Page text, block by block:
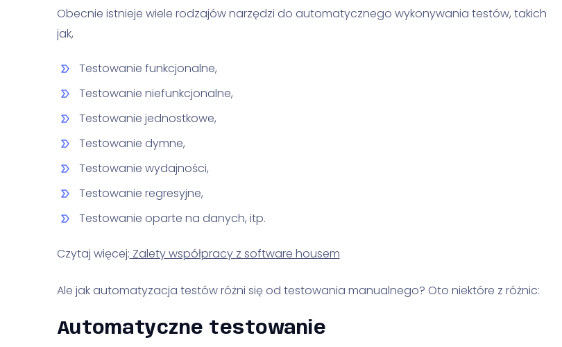
Obecnie istnieje wiele rodzajów narzędzi do automatycznego wykonywania testów, takich
jak,
Testowanie funkcjonalne,
Testowanie niefunkcjonalne,
Testowanie jednostkowe,
Testowanie dymne,
Testowanie wydajności,
Testowanie regresyjne,
Testowanie oparte na danych, itp.
Czytaj więcej: Zalety współpracy z software housem
Ale jak automatyzacja testów różni się od testowania manualnego? Oto niektóre z różnic:
Automatyczne testowanie